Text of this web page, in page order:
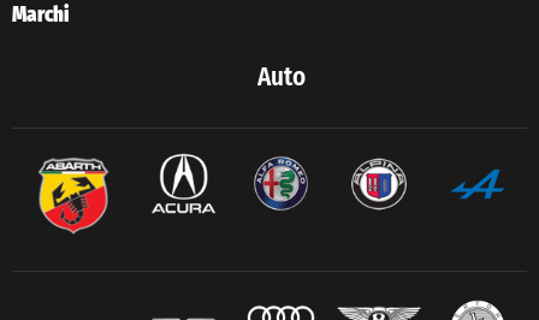
Marchi
Auto